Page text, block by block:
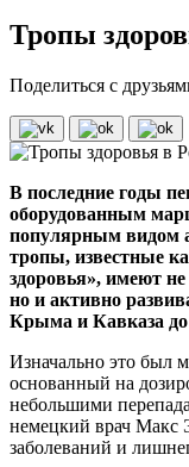
Тропы
Поделиться с
В последние годы
оборудованным
популярным видом
тропы, известные
здоровья», имеют
но и активно
Крыма и Кавказа
Изначально это был
основанный на
небольшими
немецкий врач Макс
заболеваний и